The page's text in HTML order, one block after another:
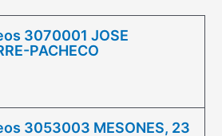
3070001 JOSE
PACHECO
3053003 MESONES, 23